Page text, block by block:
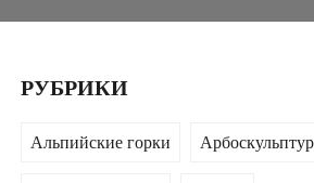
РУБРИКИ
Альпийские горки